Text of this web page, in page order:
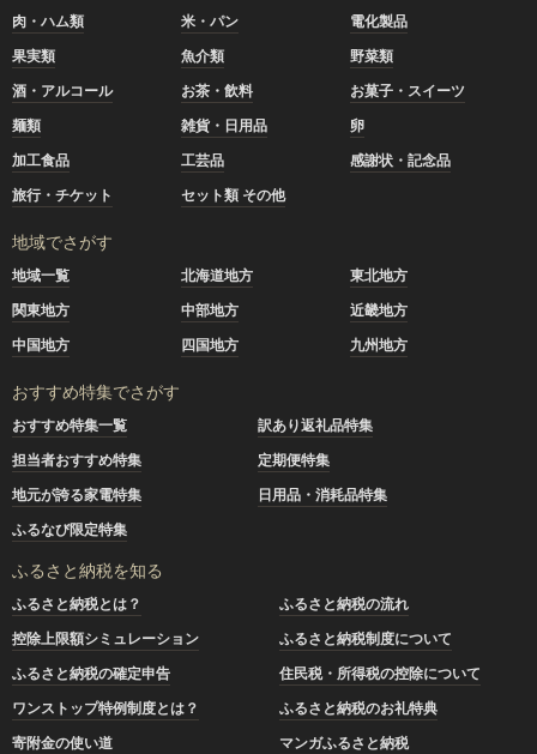
肉・ハム類 米・パン
電化製品
果実類
魚介類
野菜類
酒・アルコール
お茶・飲料
お菓子・スイーツ
麺類
雑貨・日用品
卵
加工食品
工芸品
感謝状・記念品
旅行・チケット
セット類 その他
地域でさがす
地域一覧 北海道地方
東北地方
関東地方
中部地方
近畿地方
中国地方
四国地方 九州地方
おすすめ特集でさがす
おすすめ特集一覧
訳あり返礼品特集
担当者おすすめ特集
定期便特集
地元が誇る家電特集
日用品・消耗品特集
ふるなび限定特集
ふるさと納税を知る
ふるさと納税とは？
ふるさと納税の流れ
控除上限額シミュレーション
ふるさと納税制度について
ふるさと納税の確定申告
住民税・所得税の控除について
ワンストップ特例制度とは？
ふるさと納税のお礼特典
寄附金の使い道
マンガふるさと納税